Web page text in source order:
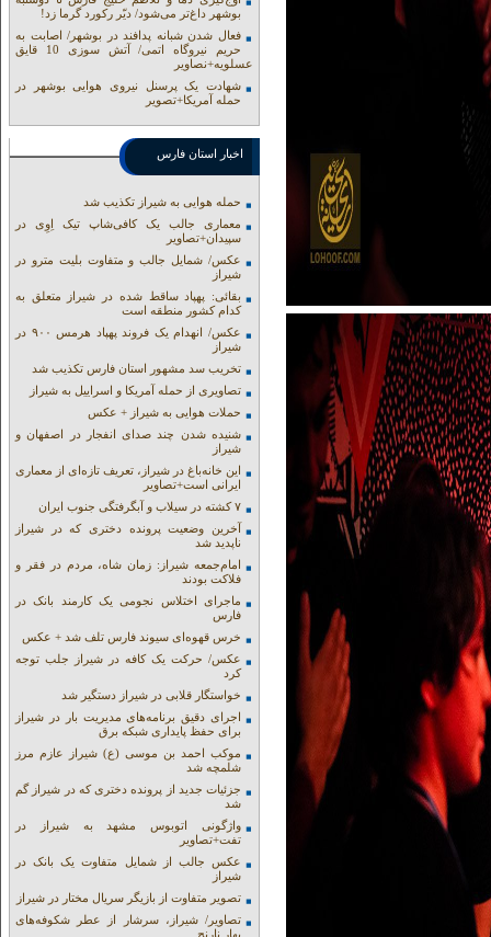
بوشهر داغ‌تر می‌شود/ دیّر رکورد گرما زد!
فعال شدن شبانه پدافند در بوشهر/ اصابت به
حریم نیروگاه اتمی/ آتش سوزی 10 قایق
عسلویه+نصاویر
شهادت یک پرسنل نیروی هوایی بوشهر در
حمله آمریکا+تصویر
اخبار استان فارس
حمله هوایی به شیراز تکذیب شد
معماری جالب یک کافی‌شاپ تیک اِوِی در
سپیدان+تصاویر
عکس/ شمایل جالب و متفاوت بلیت مترو در
شیراز
بقائی: پهپاد ساقط شده در شیراز متعلق به
کدام کشور منطقه است
عکس/ انهدام یک فروند پهپاد هرمس ۹۰۰ در
شیراز
تخریب سد مشهور استان فارس تکذیب شد
تصاویری از حمله آمریکا و اسراییل به شیراز
حملات هوایی به شیراز + عکس
شنیده شدن چند صدای انفجار در اصفهان و
شیراز
این خانه‌باغ در شیراز، تعریف تازه‌ای از معماری
ایرانی است+تصاویر
۷ کشته در سیلاب و آبگرفتگی جنوب ایران
آخرین وضعیت پرونده دختری که در شیراز
ناپدید شد
امام‌جمعه شیراز: زمان شاه، مردم در فقر و
فلاکت بودند
ماجرای اختلاس نجومی یک کارمند بانک در
فارس
خرس قهوه‌ای سیوند فارس تلف شد + عکس
عکس/ حرکت یک کافه در شیراز جلب توجه
کرد
خواستگار قلابی در شیراز دستگیر شد
اجرای دقیق برنامه‌های مدیریت بار در شیراز
برای حفظ پایداری شبکه برق
موکب احمد بن موسی (ع) شیراز عازم مرز
شلمچه شد
جزئیات جدید از پرونده دختری که در شیراز گم
شد
واژگونی اتوبوس مشهد به شیراز در
تفت+تصاویر
عکس جالب از شمایل متفاوت یک بانک در
شیراز
تصویر متفاوت از بازیگر سریال مختار در شیراز
تصاویر/ شیراز، سرشار از عطر شکوفه‌های
بهار نارنج